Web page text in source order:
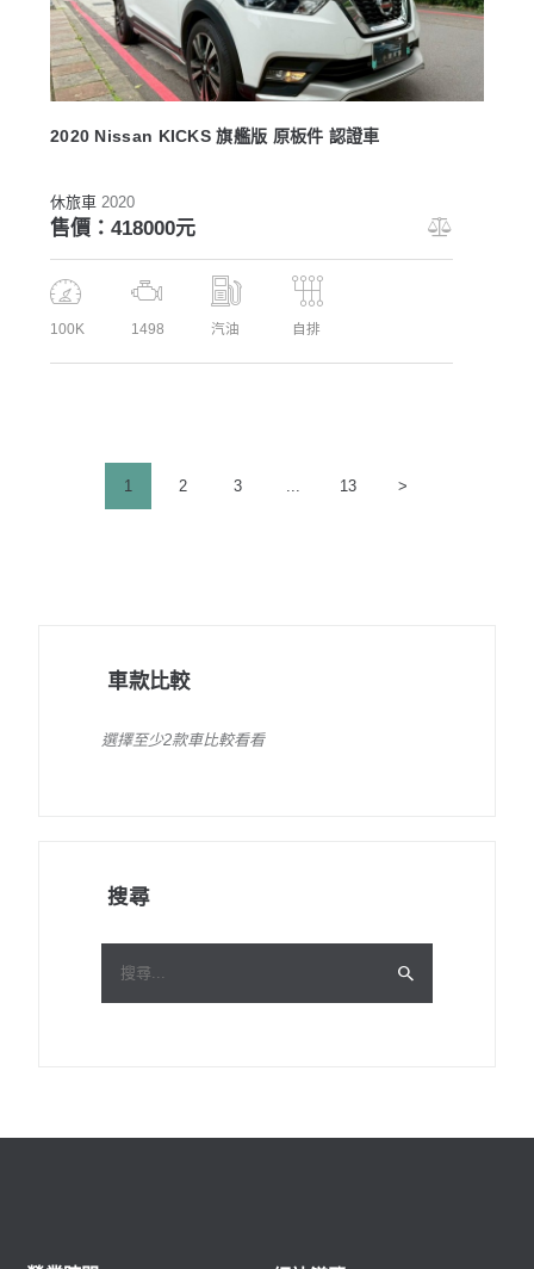
2020 Nissan KICKS 旗艦版 原板件 認證車
休旅車 2020
售價：418000元
100K 1498 汽油 自排
PAGE
1 PAGE
2 PAGE
3 ... PAGE
13 >
車款比較
選擇至少2款車比較看看
搜尋
關